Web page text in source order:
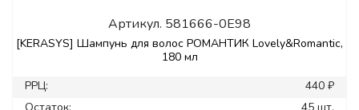
Артикул. 581666-0E98
[KERASYS] Шампунь для волос РОМАНТИК Lovely&Romantic,
180 мл
РРЦ:
440 ₽